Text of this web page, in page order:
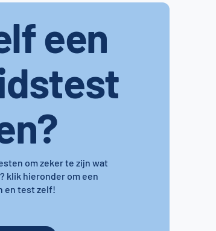
een
om zeker te zijn wat
klik hieronder om een
en test zelf!